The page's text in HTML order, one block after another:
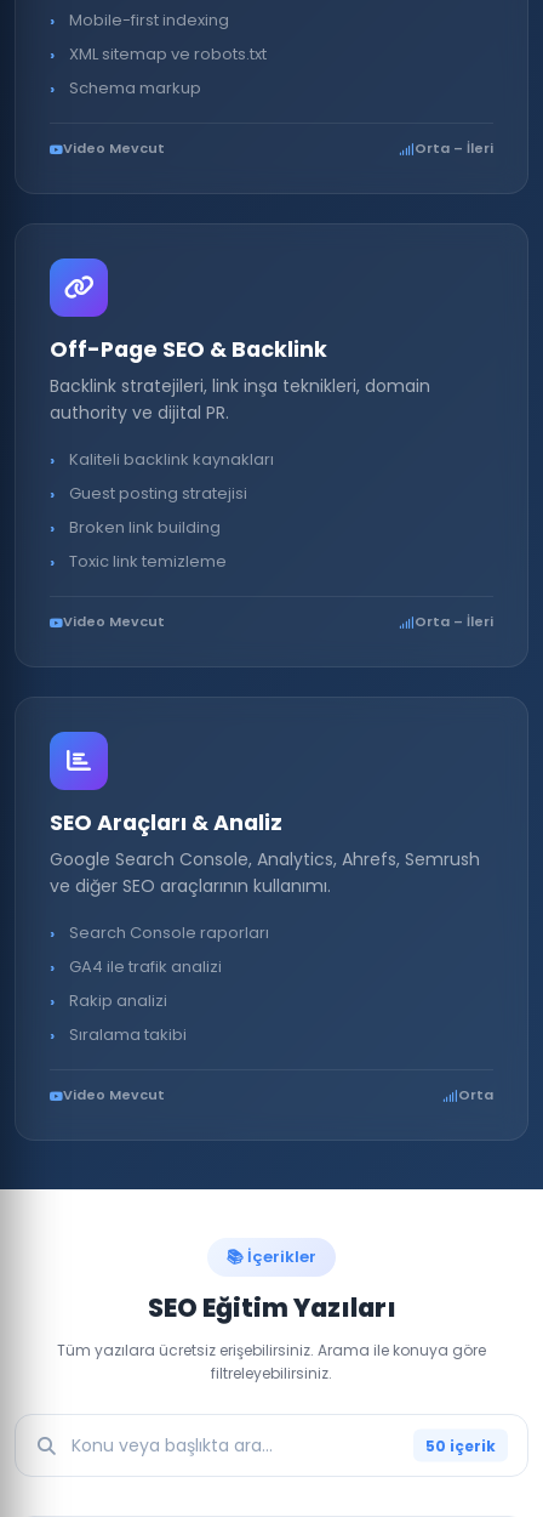
Mobile-first indexing
XML sitemap ve robots.txt
Schema markup
Video Mevcut Orta – İleri
Off-Page SEO & Backlink
Backlink stratejileri, link inşa teknikleri, domain
authority ve dijital PR.
Kaliteli backlink kaynakları
Guest posting stratejisi
Broken link building
Toxic link temizleme
Video Mevcut Orta – İleri
SEO Araçları & Analiz
Google Search Console, Analytics, Ahrefs, Semrush
ve diğer SEO araçlarının kullanımı.
Search Console raporları
GA4 ile trafik analizi
Rakip analizi
Sıralama takibi
Video Mevcut Orta
📚 İçerikler
SEO Eğitim Yazıları
Tüm yazılara ücretsiz erişebilirsiniz. Arama ile konuya göre
filtreleyebilirsiniz.
50 içerik